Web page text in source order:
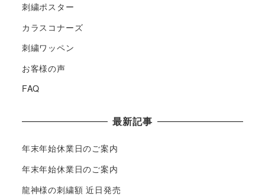
刺繍ポスター
カラスコナーズ
刺繍ワッペン
お客様の声
FAQ
最新記事
年末年始休業日のご案内
年末年始休業日のご案内
龍神様の刺繍額 近日発売